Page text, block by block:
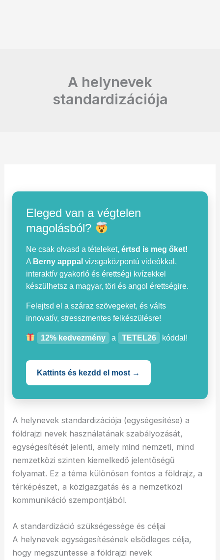
A helynevek
standardizációja
Eleged van a végtelen
magolásból?
Ne csak olvasd a tételeket,értsd is meg őket!
A Berny apppal vizsgaközpontú videókkal,
interaktív gyakorló és érettségi kvízekkel
készülhetsz a magyar, töri és angol érettségire.
Felejtsd el a száraz szövegeket, és válts
innovatív, stresszmentes felkészülésre!
12% kedvezmény a TETEL26 kóddal!
Kattints és kezdd el most →
A helynevek standardizációja (egységesítése) a
földrajzi nevek használatának szabályozását,
egységesítését jelenti, amely mind nemzeti, mind
nemzetközi szinten kiemelkedő jelentőségű
folyamat. Ez a téma különösen fontos a földrajz, a
térképészet, a közigazgatás és a nemzetközi
kommunikáció szempontjából.
A standardizáció szükségessége és céljai
A helynevek egységesítésének elsődleges célja,
hogy megszüntesse a földrajzi nevek